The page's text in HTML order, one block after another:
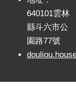
640101雲林
縣斗六市公
園路77號